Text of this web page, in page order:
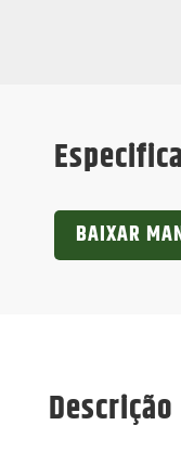
BAIXAR
Descrição